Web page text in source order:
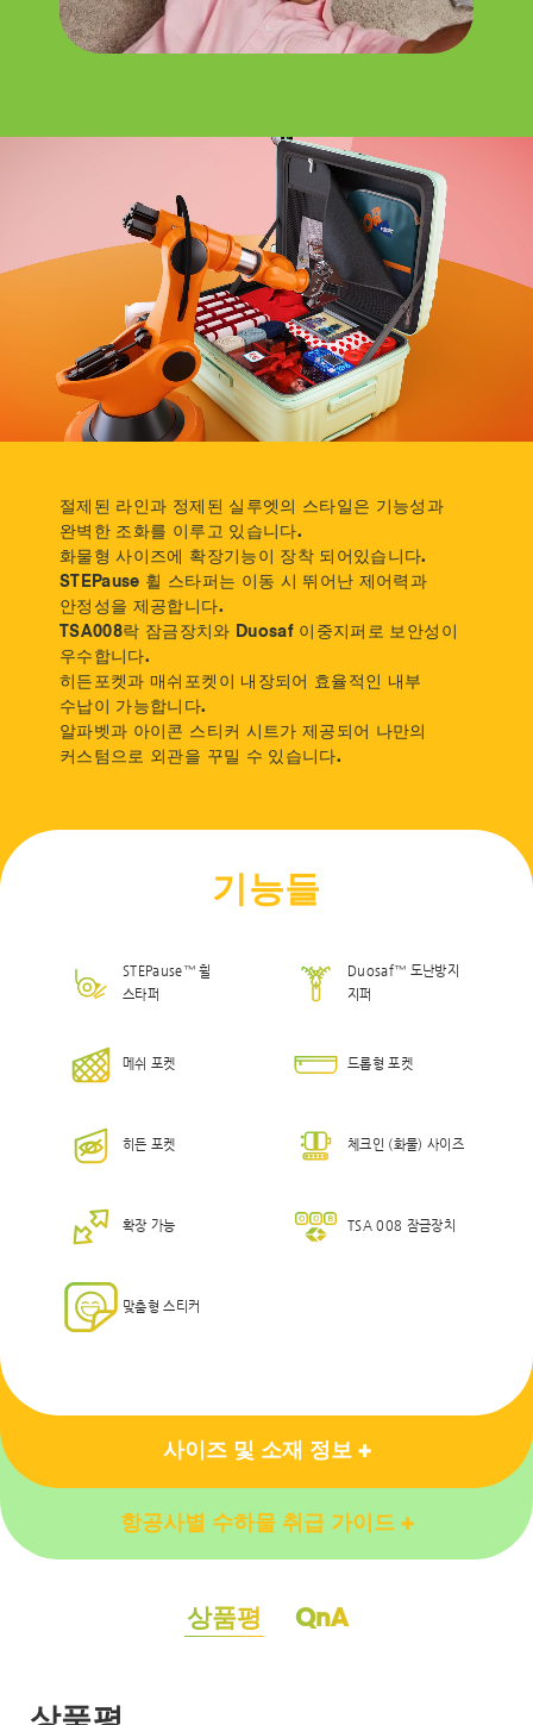
절제된 라인과 정제된 실루엣의 스타일은 기능성과
완벽한 조화를 이루고 있습니다.
화물형 사이즈에 확장기능이 장착 되어있습니다.
STEPause 휠 스타퍼는 이동 시 뛰어난 제어력과
안정성을 제공합니다.
TSA008락 잠금장치와 Duosaf 이중지퍼로 보안성이
우수합니다.
히든포켓과 매쉬포켓이 내장되어 효율적인 내부
수납이 가능합니다.
알파벳과 아이콘 스티커 시트가 제공되어 나만의
커스텀으로 외관을 꾸밀 수 있습니다.
기능들
STEPause™ 휠
스타퍼
Duosaf™ 도난방지
지퍼
메쉬 포켓 드롭형 포켓
히든 포켓 체크인 (화물) 사이즈
확장 가능 TSA 008 잠금장치
맞춤형 스티커
사이즈 및 소재 정보
항공사별 수하물 취급 가이드
상품평 QnA